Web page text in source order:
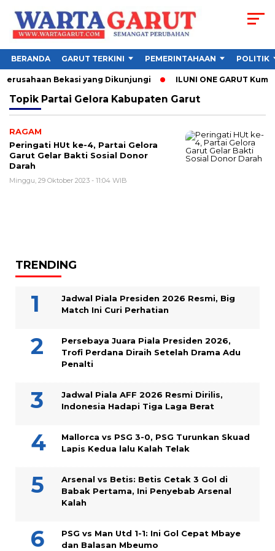
BERANDA GARUT TERKINI PEMERINTAHAAN POLITIK
Bekasi yang Dikunjungi ILUNI ONE GARUT
Topik Partai Gelora Kabupaten Garut
RAGAM
Peringati HUt ke-4, Partai Gelora
Garut Gelar Bakti Sosial Donor
Darah
Minggu, 29 Oktober 2023 - 11:04 WIB
TRENDING
Jadwal Piala Presiden 2026 Resmi, Big
Match Ini Curi Perhatian
Persebaya Juara Piala Presiden 2026,
Trofi Perdana Diraih Setelah Drama Adu
Penalti
Jadwal Piala AFF 2026 Resmi Dirilis,
Indonesia Hadapi Tiga Laga Berat
Mallorca vs PSG 3-0, PSG Turunkan Skuad
Lapis Kedua lalu Kalah Telak
Arsenal vs Betis: Betis Cetak 3 Gol di
Babak Pertama, Ini Penyebab Arsenal
Kalah
PSG vs Man Utd 1-1: Ini Gol Cepat Mbaye
dan Balasan Mbeumo